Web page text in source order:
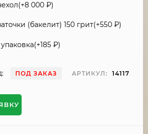
8 000 ₽)
(бакелит) 150 грит(+550 ₽)
185 ₽)
ПОД ЗАКАЗ АРТИКУЛ: 14117